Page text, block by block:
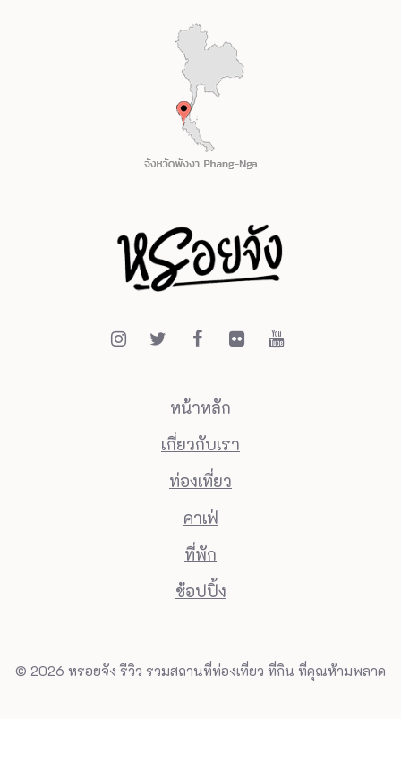
หน้าหลัก
เกี่ยวกับเรา
ท่องเที่ยว
คาเฟ่
ที่พัก
ช้อปปิ้ง
© 2026 หรอยจัง รีวิว รวมสถานที่ท่องเที่ยว ที่กิน ที่คุณห้ามพลาด